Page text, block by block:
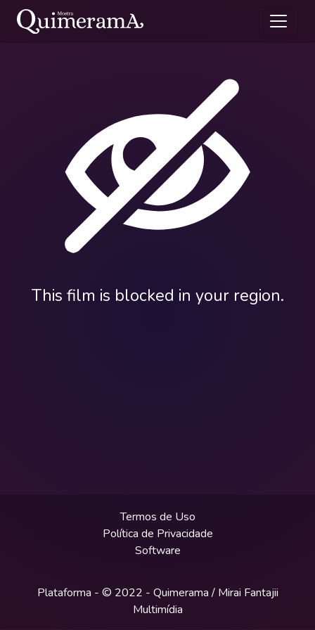
This film is blocked in your region.
Termos de Uso
Política de Privacidade
Software
Plataforma - © 2022 - Quimerama / Mirai Fantajii
Multimídia